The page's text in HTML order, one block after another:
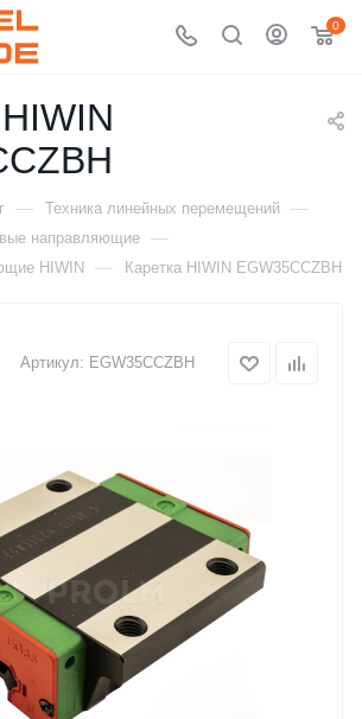
0
— Техника линейных перемещений —
направляющие —
HIWIN — Каретка HIWIN EGW35CCZBH
Артикул: EGW35CCZBH